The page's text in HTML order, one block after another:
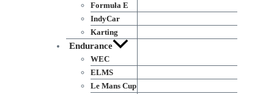
Formuła E
IndyCar
Karting
Endurance
WEC
ELMS
Le Mans Cup